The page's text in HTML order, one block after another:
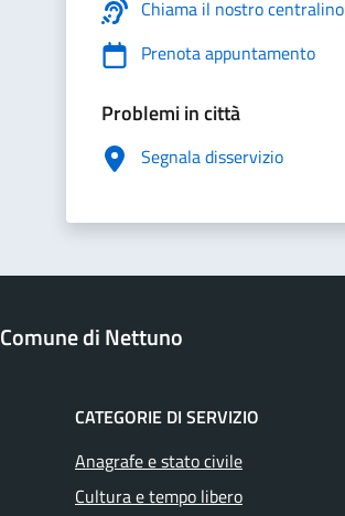
Chiama il nostro centralino
Prenota appuntamento
Problemi in città
Segnala disservizio
Comune di Nettuno
CATEGORIE DI SERVIZIO
Anagrafe e stato civile
Cultura e tempo libero